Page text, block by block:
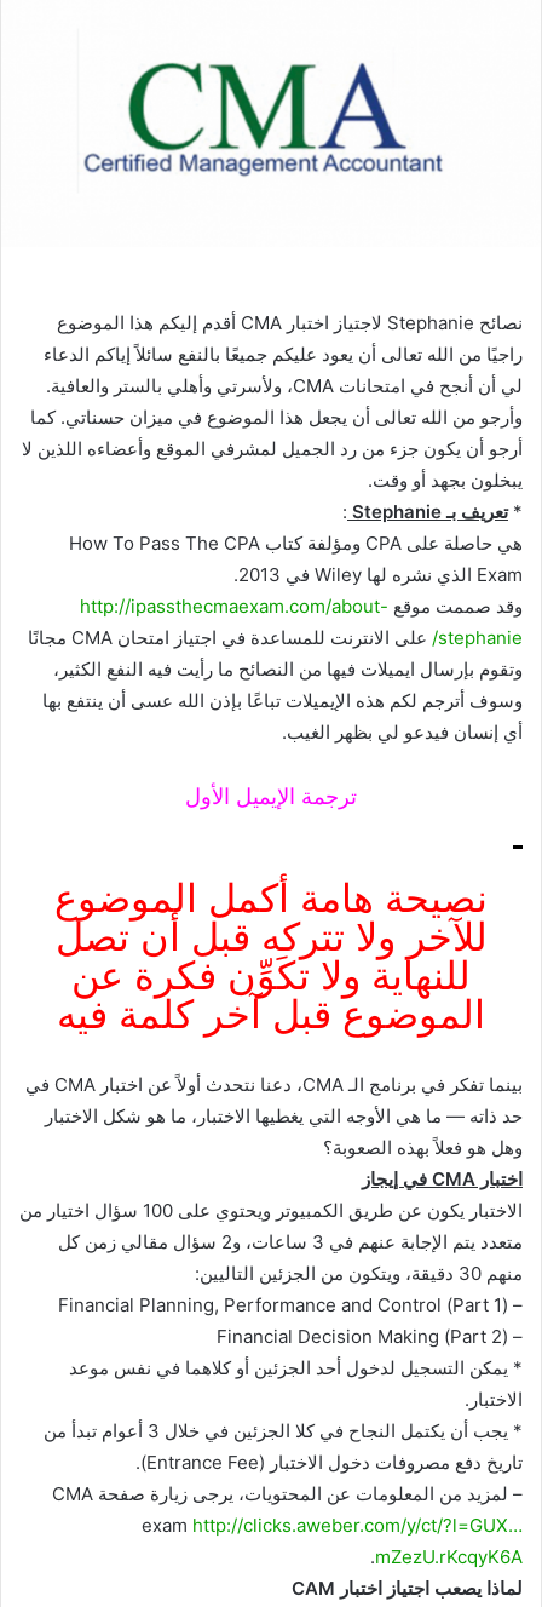
نصائح Stephanie لاجتياز اختبار CMA أقدم إليكم هذا الموضوع
راجيًا من الله تعالى أن يعود عليكم جميعًا بالنفع سائلاً إياكم الدعاء
لي أن أنجح في امتحانات CMA، ولأسرتي وأهلي بالستر والعافية.
وأرجو من الله تعالى أن يجعل هذا الموضوع في ميزان حسناتي. كما
أرجو أن يكون جزء من رد الجميل لمشرفي الموقع وأعضاءه اللذين لا
يبخلون بجهد أو وقت.
*تعريف بـ Stephanie
:
هي حاصلة على CPA ومؤلفة كتاب How To Pass The CPA
Exam الذي نشره لها Wiley في 2013.
وقد صممت موقع http://ipassthecmaexam.com/about-
stephanie/
على الانترنت للمساعدة في اجتياز امتحان CMA مجانًا
وتقوم بإرسال ايميلات فيها من النصائح ما رأيت فيه النفع الكثير،
وسوف أترجم لكم هذه الإيميلات تباعًا بإذن الله عسى أن ينتفع بها
أي إنسان فيدعو لي بظهر الغيب.
ترجمة الإيميل الأول
نصيحة هامة أكمل الموضوع
للآخر ولا تتركه قبل أن تصل
للنهاية ولا تكَوِّن فكرة عن
الموضوع قبل آخر كلمة فيه
بينما تفكر في برنامج الـ CMA، دعنا نتحدث أولاً عن اختبار CMA في
حد ذاته — ما هي الأوجه التي يغطيها الاختبار، ما هو شكل الاختبار
وهل هو فعلاً بهذه الصعوبة؟
اختبار CMA في إيجاز
الاختبار يكون عن طريق الكمبيوتر ويحتوي على 100 سؤال اختيار من
متعدد يتم الإجابة عنهم في 3 ساعات، و2 سؤال مقالي زمن كل
منهم 30 دقيقة، ويتكون من الجزئين التاليين:
– (Part 1) Financial Planning, Performance and Control
– (Part 2) Financial Decision Making
* يمكن التسجيل لدخول أحد الجزئين أو كلاهما في نفس موعد
الاختبار.
* يجب أن يكتمل النجاح في كلا الجزئين في خلال 3 أعوام تبدأ من
تاريخ دفع مصروفات دخول الاختبار (Entrance Fee).
– لمزيد من المعلومات عن المحتويات، يرجى زيارة صفحة CMA
exam http://clicks.aweber.com/y/ct/?l=GUX…
mZezU.rKcqyK6A
.
لماذا يصعب اجتياز اختبار CAM